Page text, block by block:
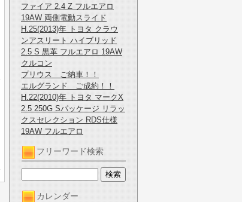
ファイア 2.4 Z フルエアロ
19AW 両側電動スライド
H.25(2013)年 トヨタ クラウ
ンアスリート ハイブリッド
2.5 S 黒革 フルエアロ 19AW
クルコン
プリウス ご納車！！
エルグランド ご成約！！
H.22(2010)年 トヨタ マークX
2.5 250G Sパッケージ リラッ
クスセレクション RDS仕様
19AW フルエアロ
フリーワード検索
カレンダー